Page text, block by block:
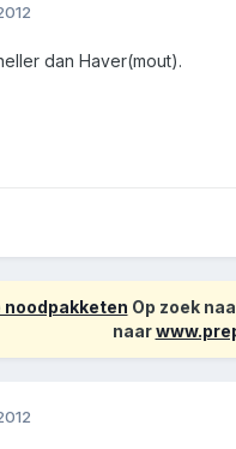
dan Haver(mout).
noodpakketen Op zoek
naar